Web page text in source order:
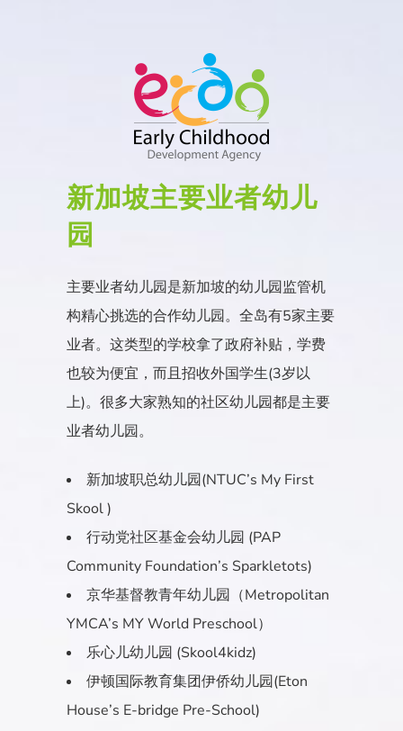
新加坡主要业者幼儿
园
主要业者幼儿园是新加坡的幼儿园监管机
构精心挑选的合作幼儿园。全岛有5家主要
业者。这类型的学校拿了政府补贴，学费
也较为便宜，而且招收外国学生(3岁以
上)。很多大家熟知的社区幼儿园都是主要
业者幼儿园。
新加坡职总幼儿园(NTUC’s My First
Skool )
行动党社区基金会幼儿园 (PAP
Community Foundation’s Sparkletots)
京华基督教青年幼儿园（Metropolitan
YMCA’s MY World Preschool）
乐心儿幼儿园 (Skool4kidz)
伊顿国际教育集团伊侨幼儿园(Eton
House’s E-bridge Pre-School)